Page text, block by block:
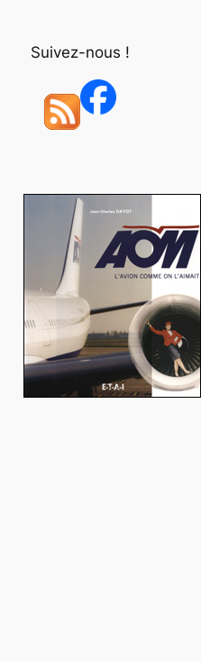
Suivez-nous !